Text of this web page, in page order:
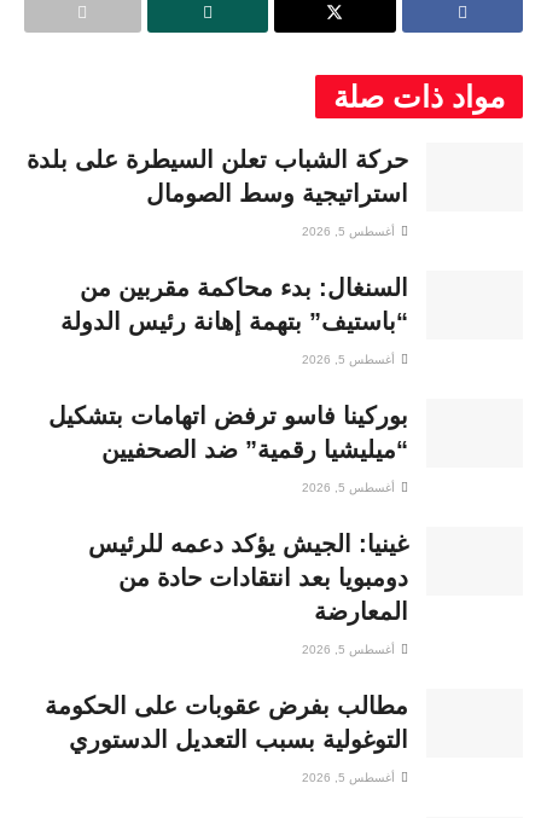
مواد ذات صلة
حركة الشباب تعلن السيطرة على بلدة
استراتيجية وسط الصومال
أغسطس 5, 2026
السنغال: بدء محاكمة مقربين من
“باستيف” بتهمة إهانة رئيس الدولة
أغسطس 5, 2026
بوركينا فاسو ترفض اتهامات بتشكيل
“ميليشيا رقمية” ضد الصحفيين
أغسطس 5, 2026
غينيا: الجيش يؤكد دعمه للرئيس
دومبويا بعد انتقادات حادة من
المعارضة
أغسطس 5, 2026
مطالب بفرض عقوبات على الحكومة
التوغولية بسبب التعديل الدستوري
أغسطس 5, 2026